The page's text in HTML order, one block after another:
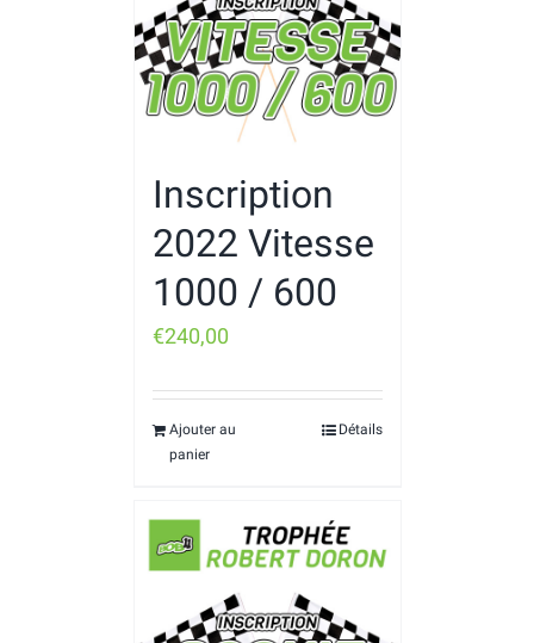
Inscription
2022 Vitesse
1000 / 600
€240,00
Ajouter au
panier
Détails